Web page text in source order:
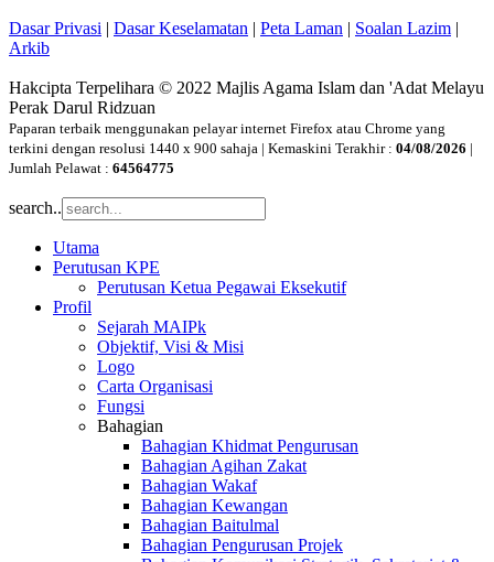
Dasar Privasi | Dasar Keselamatan | Peta Laman | Soalan Lazim |
Arkib
Hakcipta Terpelihara © 2022 Majlis Agama Islam dan 'Adat Melayu
Perak Darul Ridzuan
Paparan terbaik menggunakan pelayar internet Firefox atau Chrome yang
terkini dengan resolusi 1440 x 900 sahaja | Kemaskini Terakhir : 04/08/2026 |
Jumlah Pelawat : 64564775
search..
Utama
Perutusan KPE
Perutusan Ketua Pegawai Eksekutif
Profil
Sejarah MAIPk
Objektif, Visi & Misi
Logo
Carta Organisasi
Fungsi
Bahagian
Bahagian Khidmat Pengurusan
Bahagian Agihan Zakat
Bahagian Wakaf
Bahagian Kewangan
Bahagian Baitulmal
Bahagian Pengurusan Projek